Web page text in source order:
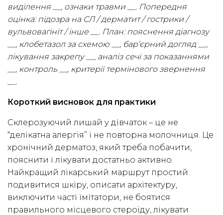
виділення __, ознаки травми __. Попередня
оцінка: підозра на СЛ / дерматит / гострики /
вульвовагініт / інше __. План: пояснення діагнозу
__, клобетазол за схемою __, бар’єрний догляд __,
лікування закрепу __, аналіз сечі за показаннями
__, контроль __, критерії термінового звернення
__.
Короткий висновок для практики
Склерозуючий лишай у дівчаток – це не
“делікатна алергія” і не повторна молочниця. Це
хронічний дерматоз, який треба побачити,
пояснити і лікувати достатньо активно.
Найкращий лікарський маршрут простий:
подивитися шкіру, описати архітектуру,
виключити часті імітатори, не боятися
правильного місцевого стероїду, лікувати